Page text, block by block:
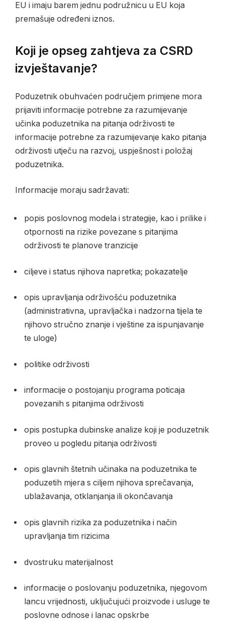
EU i imaju barem jednu podružnicu u EU koja
premašuje određeni iznos.
Koji je opseg zahtjeva za CSRD
izvještavanje?
Poduzetnik obuhvaćen područjem primjene mora
prijaviti informacije potrebne za razumijevanje
učinka poduzetnika na pitanja održivosti te
informacije potrebne za razumijevanje kako pitanja
održivosti utječu na razvoj, uspješnost i položaj
poduzetnika.
Informacije moraju sadržavati:
popis poslovnog modela i strategije, kao i prilike i
otpornosti na rizike povezane s pitanjima
održivosti te planove tranzicije
ciljeve i status njihova napretka; pokazatelje
opis upravljanja održivošću poduzetnika
(administrativna, upravljačka i nadzorna tijela te
njihovo stručno znanje i vještine za ispunjavanje
te uloge)
politike održivosti
informacije o postojanju programa poticaja
povezanih s pitanjima održivosti
opis postupka dubinske analize koji je poduzetnik
proveo u pogledu pitanja održivosti
opis glavnih štetnih učinaka na poduzetnika te
poduzetih mjera s ciljem njihova sprečavanja,
ublažavanja, otklanjanja ili okončavanja
opis glavnih rizika za poduzetnika i način
upravljanja tim rizicima
dvostruku materijalnost
informacije o poslovanju poduzetnika, njegovom
lancu vrijednosti, uključujući proizvode i usluge te
poslovne odnose i lanac opskrbe